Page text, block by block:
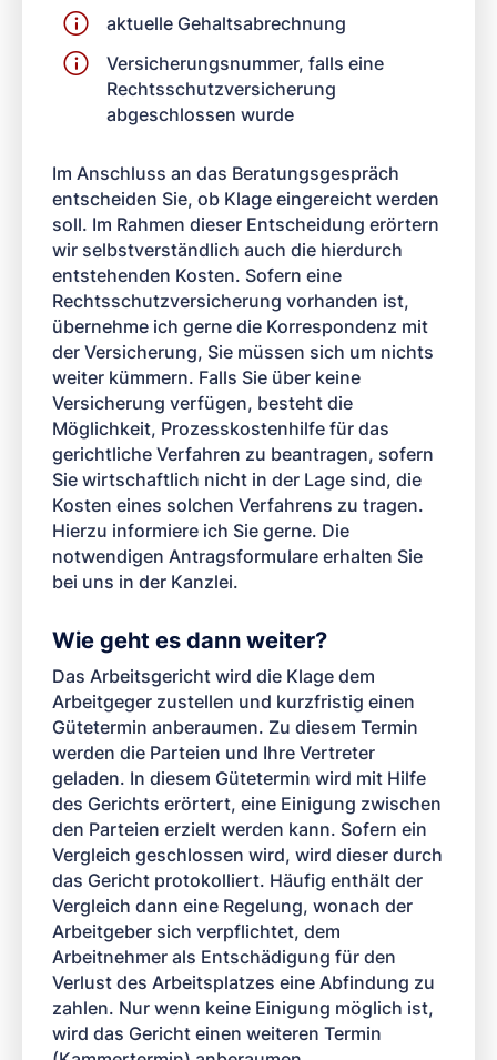
aktuelle Gehaltsabrechnung
Versicherungsnummer, falls eine
Rechtsschutzversicherung
abgeschlossen wurde
Im Anschluss an das Beratungsgespräch
entscheiden Sie, ob Klage eingereicht werden
soll. Im Rahmen dieser Entscheidung erörtern
wir selbstverständlich auch die hierdurch
entstehenden Kosten. Sofern eine
Rechtsschutzversicherung vorhanden ist,
übernehme ich gerne die Korrespondenz mit
der Versicherung, Sie müssen sich um nichts
weiter kümmern. Falls Sie über keine
Versicherung verfügen, besteht die
Möglichkeit, Prozesskostenhilfe für das
gerichtliche Verfahren zu beantragen, sofern
Sie wirtschaftlich nicht in der Lage sind, die
Kosten eines solchen Verfahrens zu tragen.
Hierzu informiere ich Sie gerne. Die
notwendigen Antragsformulare erhalten Sie
bei uns in der Kanzlei.
Wie geht es dann weiter?
Das Arbeitsgericht wird die Klage dem
Arbeitgeger zustellen und kurzfristig einen
Gütetermin anberaumen. Zu diesem Termin
werden die Parteien und Ihre Vertreter
geladen. In diesem Gütetermin wird mit Hilfe
des Gerichts erörtert, eine Einigung zwischen
den Parteien erzielt werden kann. Sofern ein
Vergleich geschlossen wird, wird dieser durch
das Gericht protokolliert. Häufig enthält der
Vergleich dann eine Regelung, wonach der
Arbeitgeber sich verpflichtet, dem
Arbeitnehmer als Entschädigung für den
Verlust des Arbeitsplatzes eine Abfindung zu
zahlen. Nur wenn keine Einigung möglich ist,
wird das Gericht einen weiteren Termin